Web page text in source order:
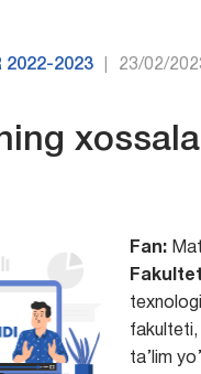
2022-2023 23/02/
Fan:
fakulteti,
ta’lim